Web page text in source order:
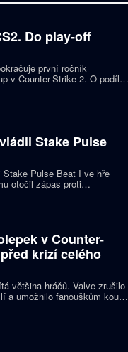
Do play-off
první ročník
v Counter-Strike 2. O podíl z
VRS bojuje devět týmů.
off.
Stake Pulse
Pulse Beat I ve hře
otočil zápas proti
v Counter-
krizí celého
většina hráčů. Valve zrušilo
a umožnilo fanouškům koupit
nebo hráče. Podle řady
jejich příjmy a může